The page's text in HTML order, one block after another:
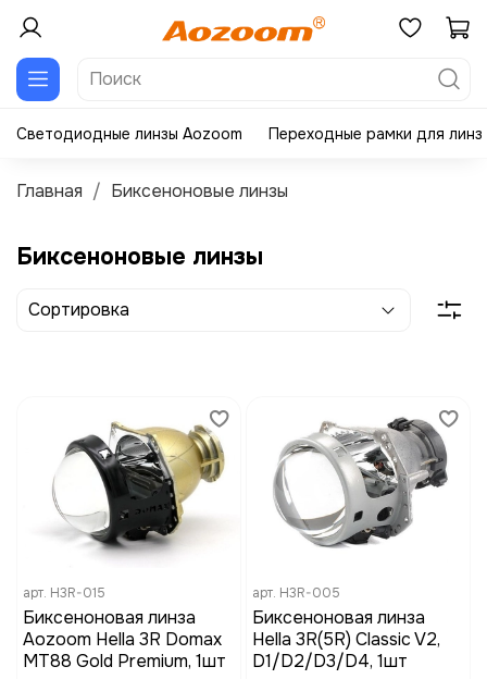
Светодиодные линзы Aozoom Переходные рамки для линз
Главная Биксеноновые линзы
Биксеноновые линзы
арт. H3R-015
Биксеноновая линза
Aozoom Hella 3R Domax
MT88 Gold Premium, 1шт
арт. H3R-005
Биксеноновая линза
Hella 3R(5R) Classic V2,
D1/D2/D3/D4, 1шт